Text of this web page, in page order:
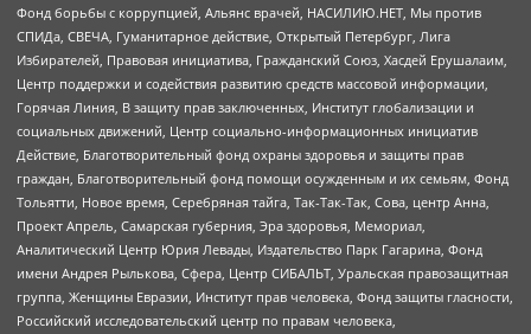
Фонд борьбы с коррупцией, Альянс врачей, НАСИЛИЮ.НЕТ, Мы против
СПИДа, СВЕЧА, Гуманитарное действие, Открытый Петербург, Лига
Избирателей, Правовая инициатива, Гражданский Союз, Хасдей Ерушалаим,
Центр поддержки и содействия развитию средств массовой информации,
Горячая Линия, В защиту прав заключенных, Институт глобализации и
социальных движений, Центр социально-информационных инициатив
Действие, Благотворительный фонд охраны здоровья и защиты прав
граждан, Благотворительный фонд помощи осужденным и их семьям, Фонд
Тольятти, Новое время, Серебряная тайга, Так-Так-Так, Сова, центр Анна,
Проект Апрель, Самарская губерния, Эра здоровья, Мемориал,
Аналитический Центр Юрия Левады, Издательство Парк Гагарина, Фонд
имени Андрея Рылькова, Сфера, Центр СИБАЛЬТ, Уральская правозащитная
группа, Женщины Евразии, Институт прав человека, Фонд защиты гласности,
Российский исследовательский центр по правам человека,